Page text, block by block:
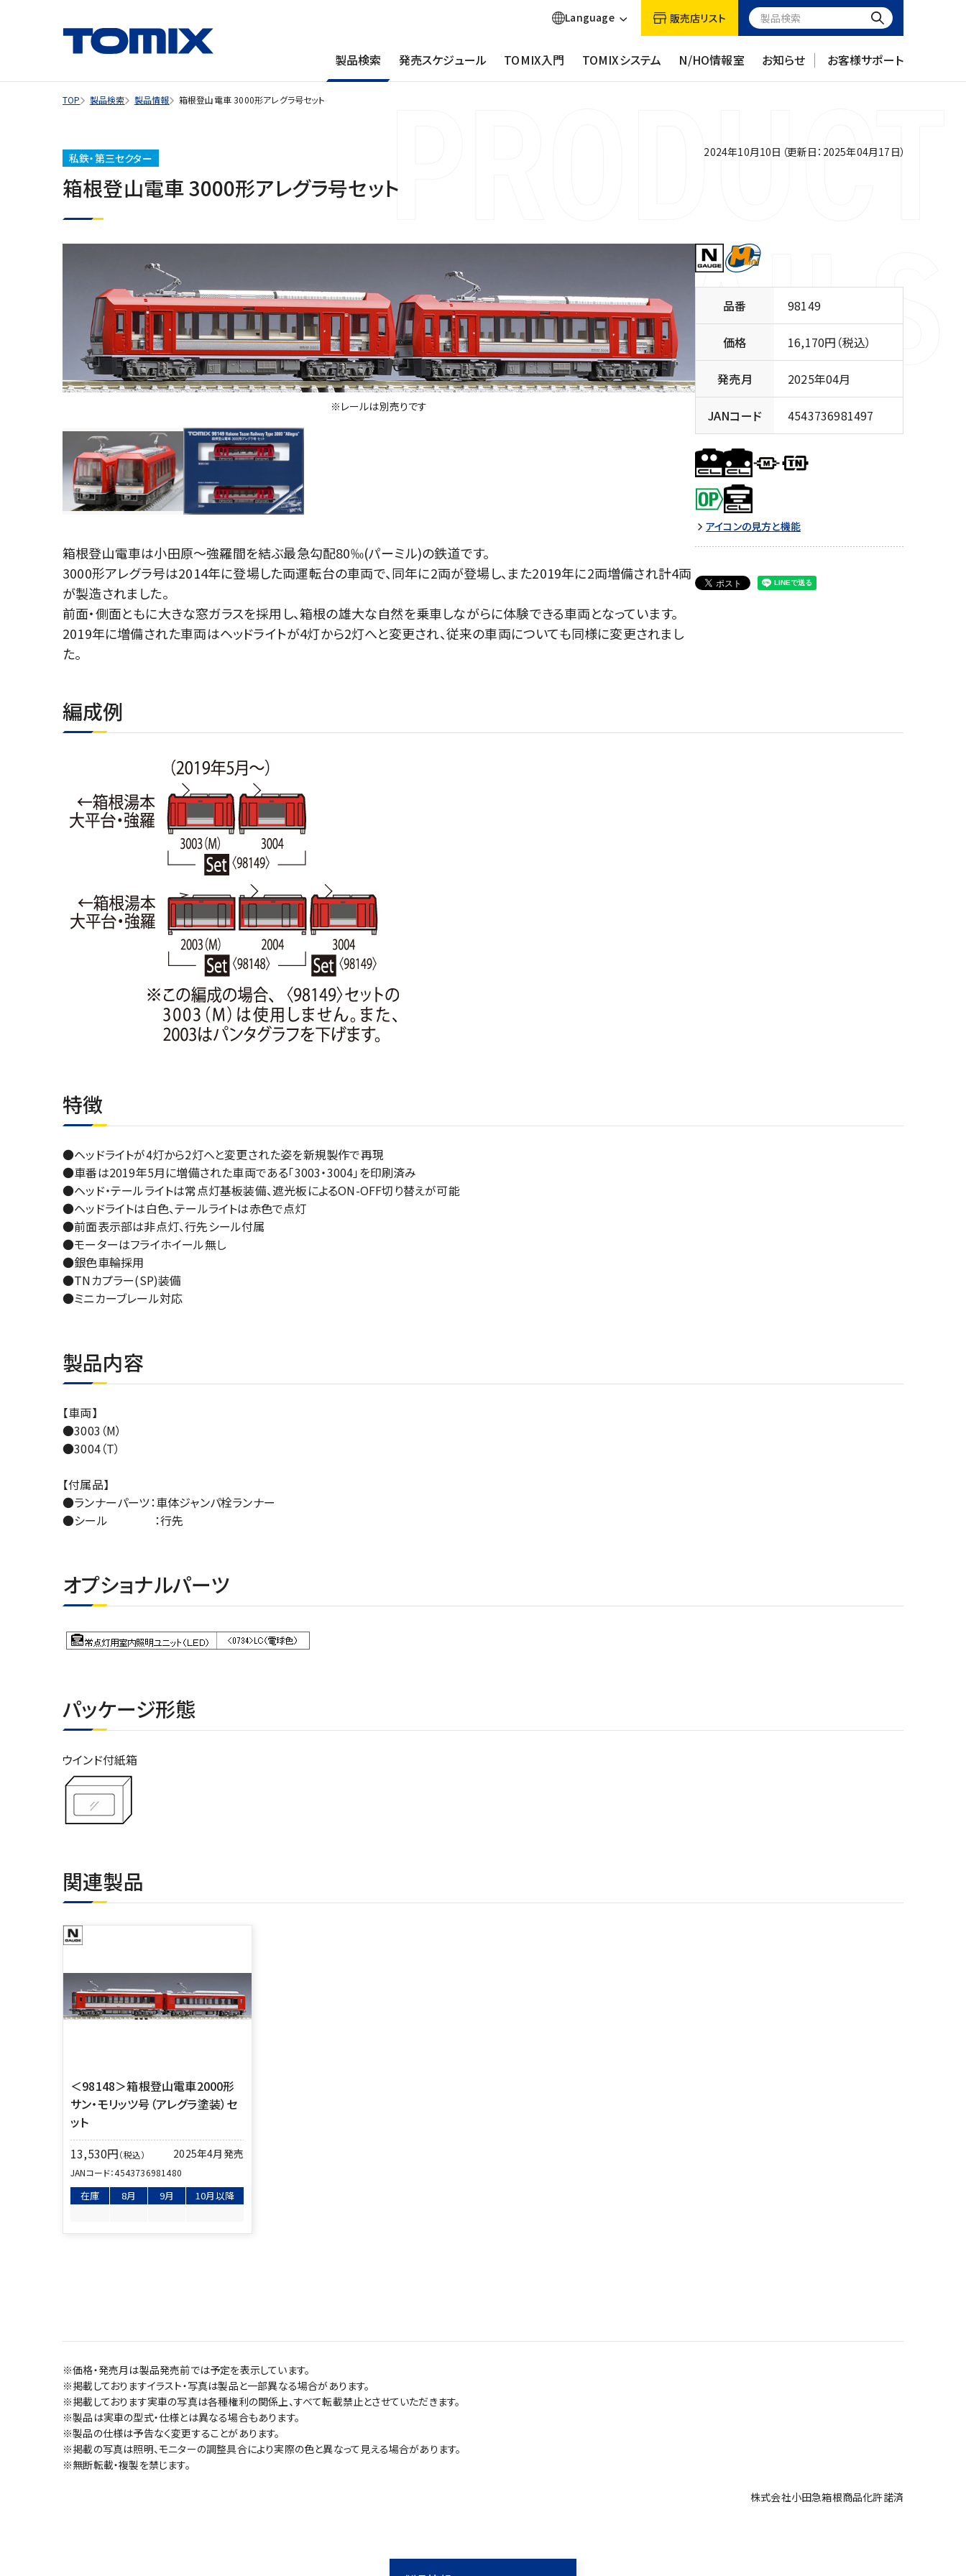
製品検索 発売スケジュール TOMIX入門 TOMIXシステム N/HO情報室 お知らせ お客様サポート
Language 販売店リスト
TOP 製品検索 製品情報 箱根登山電車 3000形アレグラ号セット
私鉄・第三セクター
箱根登山電車 3000形アレグラ号セット
2024年10月10日（更新日：2025年04月17日）
※レールは別売りです
箱根登山電車は小田原～強羅間を結ぶ最急勾配80‰(パーミル)の鉄道です。
3000形アレグラ号は2014年に登場した両運転台の車両で、同年に2両が登場し、また2019年に2両増備され計4両
が製造されました。
前面・側面ともに大きな窓ガラスを採用し、箱根の雄大な自然を乗車しながらに体験できる車両となっています。
2019年に増備された車両はヘッドライトが4灯から2灯へと変更され、従来の車両についても同様に変更されまし
た。
品番 98149
価格 16,170円（税込）
発売月 2025年04月
JANコード 4543736981497
アイコンの見方と機能
編成例
特徴
●ヘッドライトが4灯から2灯へと変更された姿を新規製作で再現
●車番は2019年5月に増備された車両である「3003・3004」を印刷済み
●ヘッド・テールライトは常点灯基板装備、遮光板によるON-OFF切り替えが可能
●ヘッドライトは白色、テールライトは赤色で点灯
●前面表示部は非点灯、行先シール付属
●モーターはフライホイール無し
●銀色車輪採用
●TNカプラー(SP)装備
●ミニカーブレール対応
製品内容
【車両】
●3003（M）
●3004（T）
【付属品】
●ランナーパーツ：車体ジャンパ栓ランナー
●シール ：行先
オプショナルパーツ
パッケージ形態
ウインド付紙箱
関連製品
＜98148＞箱根登山電車2000形
サン・モリッツ号（アレグラ塗装）セ
ット
13,530円（税込） 2025年4月発売
JANコード：4543736981480
在庫 8月 9月 10月以降
※価格・発売月は製品発売前では予定を表示しています。
※掲載しておりますイラスト・写真は製品と一部異なる場合があります。
※掲載しております実車の写真は各種権利の関係上、すべて転載禁止とさせていただきます。
※製品は実車の型式・仕様とは異なる場合もあります。
※製品の仕様は予告なく変更することがあります。
※掲載の写真は照明、モニターの調整具合により実際の色と異なって見える場合があります。
※無断転載・複製を禁じます。
株式会社小田急箱根商品化許諾済